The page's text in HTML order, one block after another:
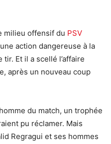
milieu offensif du PSV
action dangereuse à la
Et il a scellé l’affaire
après un nouveau coup
du match, un trophée
pu réclamer. Mais
Regragui et ses hommes